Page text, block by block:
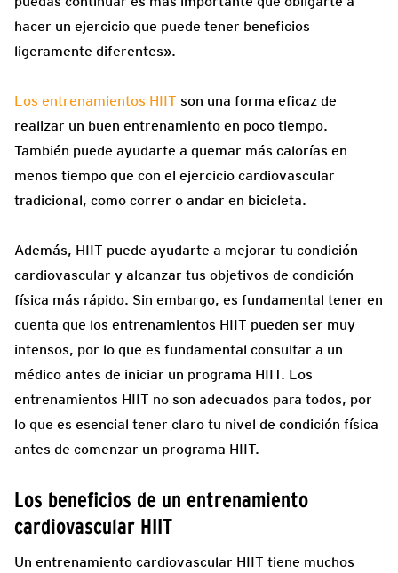
hacer un ejercicio que puede tener beneficios
ligeramente diferentes».
Los entrenamientos HIIT son una forma eficaz de
realizar un buen entrenamiento en poco tiempo.
También puede ayudarte a quemar más calorías en
menos tiempo que con el ejercicio cardiovascular
tradicional, como correr o andar en bicicleta.
Además, HIIT puede ayudarte a mejorar tu condición
cardiovascular y alcanzar tus objetivos de condición
física más rápido. Sin embargo, es fundamental tener en
cuenta que los entrenamientos HIIT pueden ser muy
intensos, por lo que es fundamental consultar a un
médico antes de iniciar un programa HIIT. Los
entrenamientos HIIT no son adecuados para todos, por
lo que es esencial tener claro tu nivel de condición física
antes de comenzar un programa HIIT.
Los beneficios de un entrenamiento
cardiovascular HIIT
Un entrenamiento cardiovascular HIIT tiene muchos